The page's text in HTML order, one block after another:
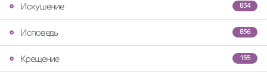
834
Искушение
856
Исповедь
155
Крещение